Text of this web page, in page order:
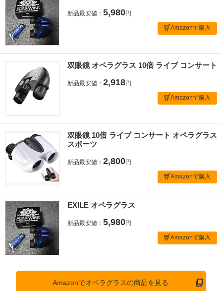
新品最安値： 5,980円
Amazonで購入
双眼鏡 オペラグラス 10倍 ライブ コンサート
新品最安値： 2,918円
Amazonで購入
双眼鏡 10倍 ライブ コンサート オペラグラス
スポーツ
新品最安値： 2,800円
Amazonで購入
EXILE オペラグラス
新品最安値： 5,980円
Amazonで購入
Amazonでオペラグラスの商品を見る